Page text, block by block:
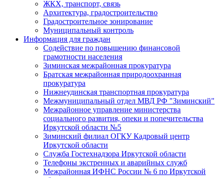
ЖКХ, транспорт, связь
Архитектура, градостроительство
Градостроительное зонирование
Муниципальный контроль
Информация для граждан
Содействие по повышению финансовой
грамотности населения
Зиминская межрайонная прокуратура
Братская межрайонная природоохранная
прокуратура
Нижнеудинская транспортная прокуратура
Межмуниципальный отдел МВД РФ "Зиминский"
Межрайонное управление министерства
социального развития, опеки и попечительства
Иркутской области №5
Зиминский филиал ОГКУ Кадровый центр
Иркутской области
Служба Гостехнадзора Иркутской области
Телефоны экстренных и аварийных служб
Межрайонная ИФНС России № 6 по Иркутской